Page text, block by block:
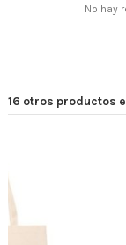
No hay
16 otros productos